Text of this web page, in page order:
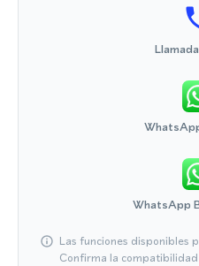
WhatsApp
Las funciones disponibles
Confirma la